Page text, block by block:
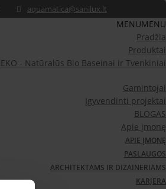
aquamatica@sanilux.lt
MENUMENU
Pradžia
Produktai
EKO - Natūralūs Bio Baseinai ir Tvenkiniai
Gamintojai
Įgyvendinti projektai
BLOGAS
Apie įmonę
APIE ĮMONĘ
PASLAUGOS
ARCHITEKTAMS IR DIZAINERIAMS
KARJERA